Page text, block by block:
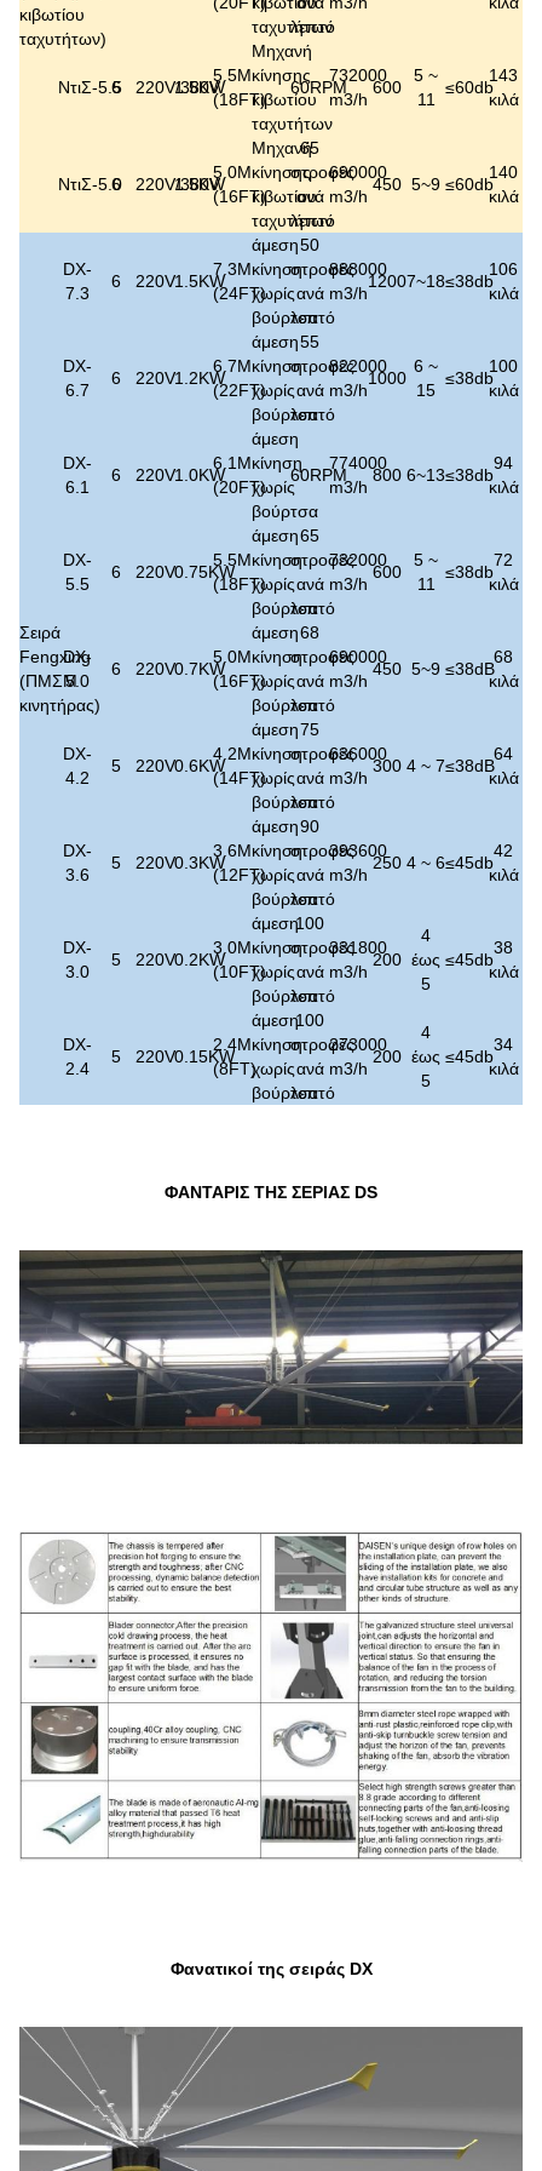
κιβωτίου
ταχυτήτων)
ταχυτήτων
λεπτό
ΝτιΣ-5.5
6 220V/380V
1.5KW
5.5M
(18FT)
Μηχανή
κίνησης
κιβωτίου
ταχυτήτων
60RPM
732000
m3/h
600
5 ~
11
≤60db
143
κιλά
ΝτιΣ-5.0
6 220V/380V
1.5KW
5.0M
(16FT)
Μηχανή
κίνησης
κιβωτίου
ταχυτήτων
65
στροφές
ανά
λεπτό
690000
m3/h
450 5~9 ≤60db
140
κιλά
Σειρά
Fengxing
(ΠΜΣΜ
κινητήρας)
DX-
7.3
6 220V1.5KW
7.3M
(24FT)
άμεση
κίνηση
χωρίς
βούρτσα
50
στροφές
ανά
λεπτό
888000
m3/h
12007~18≤38db
106
κιλά
DX-
6.7
6 220V1.2KW
6.7M
(22FT)
άμεση
κίνηση
χωρίς
βούρτσα
55
στροφές
ανά
λεπτό
822000
m3/h
1000
6 ~
15
≤38db
100
κιλά
DX-
6.1
6 220V1.0KW
6.1M
(20FT)
άμεση
κίνηση
χωρίς
βούρτσα
60RPM
774000
m3/h
800 6~13≤38db
94
κιλά
DX-
5.5
6 220V0.75KW
5.5M
(18FT)
άμεση
κίνηση
χωρίς
βούρτσα
65
στροφές
ανά
λεπτό
732000
m3/h
600
5 ~
11
≤38db
72
κιλά
DX-
5.0
6 220V0.7KW
5.0M
(16FT)
άμεση
κίνηση
χωρίς
βούρτσα
68
στροφές
ανά
λεπτό
690000
m3/h
450 5~9 ≤38dB
68
κιλά
DX-
4.2
5 220V0.6KW
4.2M
(14FT)
άμεση
κίνηση
χωρίς
βούρτσα
75
στροφές
ανά
λεπτό
636000
m3/h
300 4 ~ 7≤38dB
64
κιλά
DX-
3.6
5 220V0.3KW
3.6M
(12FT)
άμεση
κίνηση
χωρίς
βούρτσα
90
στροφές
ανά
λεπτό
393600
m3/h
250 4 ~ 6≤45db
42
κιλά
DX-
3.0
5 220V0.2KW
3.0M
(10FT)
άμεση
κίνηση
χωρίς
βούρτσα
100
στροφές
ανά
λεπτό
331800
m3/h
200
4
έως
5
≤45db
38
κιλά
DX-
2.4
5 220V0.15KW
2.4M
(8FT)
άμεση
κίνηση
χωρίς
βούρτσα
100
στροφές
ανά
λεπτό
273000
m3/h
200
4
έως
5
≤45db
34
κιλά
ΦΑΝΤΑΡΙΣ ΤΗΣ ΣΕΡΙΑΣ DS
Φανατικοί της σειράς DX